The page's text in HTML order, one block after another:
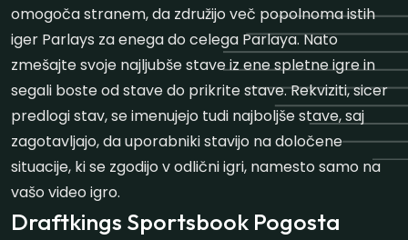
omogoča stranem, da združijo več popolnoma istih
iger Parlays za enega do celega Parlaya. Nato
zmešajte svoje najljubše stave iz ene spletne igre in
segali boste od stave do prikrite stave. Rekviziti, sicer
predlogi stav, se imenujejo tudi najboljše stave, saj
zagotavljajo, da uporabniki stavijo na določene
situacije, ki se zgodijo v odlični igri, namesto samo na
vašo video igro.
Draftkings Sportsbook Pogosta